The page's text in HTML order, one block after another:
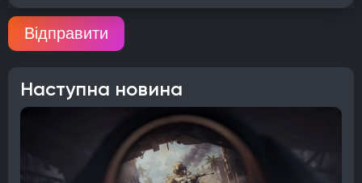
Відправити
Наступна новина